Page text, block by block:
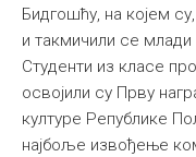
Бидгошћу, на којем
и такмичили се
Студенти из класе
освојили су Прву
културе Републике
најбоље извођење